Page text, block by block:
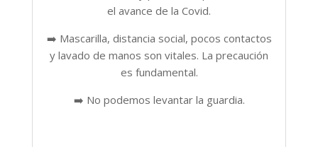
el avance de la Covid.
➡️ Mascarilla, distancia social, pocos contactos
y lavado de manos son vitales. La precaución
es fundamental.
➡️ No podemos levantar la guardia.